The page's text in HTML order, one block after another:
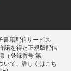
書籍配信サービス
諾を得た正規版配信
（登録番号 第
いて、詳しくはこち